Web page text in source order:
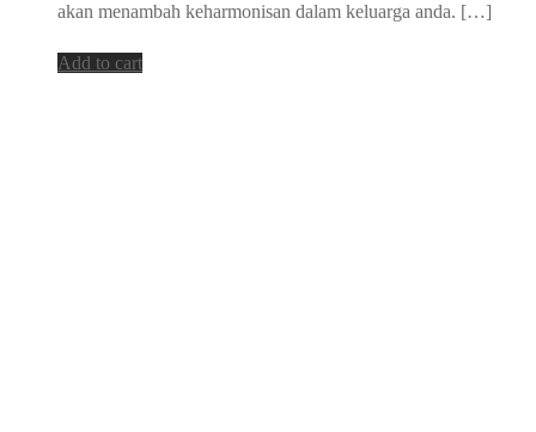
akan menambah keharmonisan dalam keluarga anda. […]
Add to cart